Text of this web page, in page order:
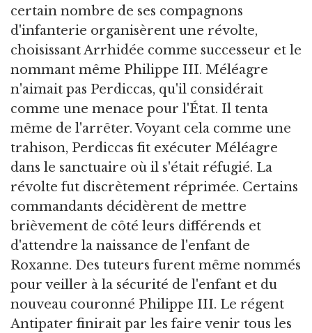
certain nombre de ses compagnons
d'infanterie organisèrent une révolte,
choisissant Arrhidée comme successeur et le
nommant même Philippe III. Méléagre
n'aimait pas Perdiccas, qu'il considérait
comme une menace pour l'État. Il tenta
même de l'arrêter. Voyant cela comme une
trahison, Perdiccas fit exécuter Méléagre
dans le sanctuaire où il s'était réfugié. La
révolte fut discrètement réprimée. Certains
commandants décidèrent de mettre
brièvement de côté leurs différends et
d'attendre la naissance de l'enfant de
Roxanne. Des tuteurs furent même nommés
pour veiller à la sécurité de l'enfant et du
nouveau couronné Philippe III. Le régent
Antipater finirait par les faire venir tous les